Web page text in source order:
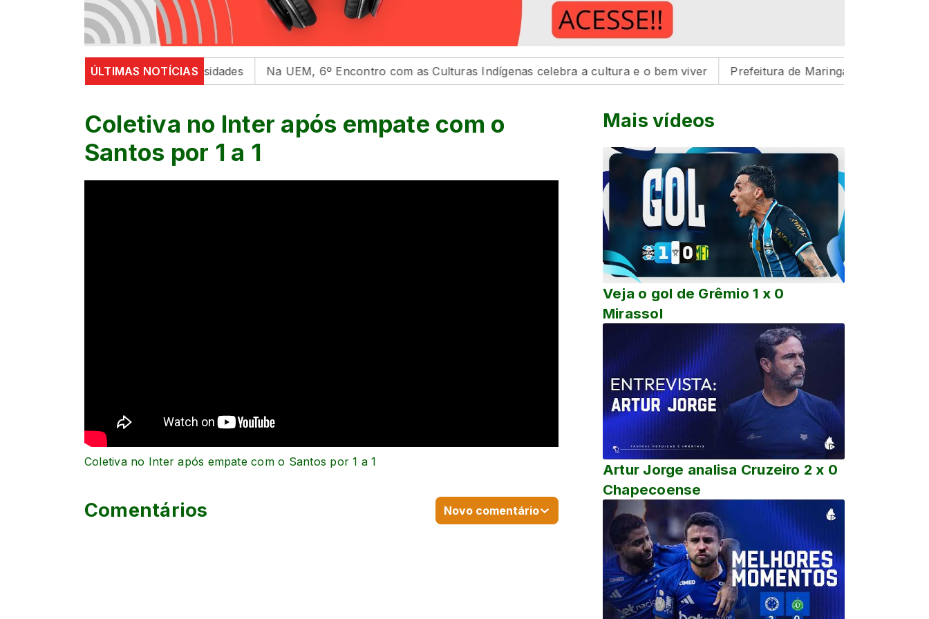
ÚLTIMAS NOTÍCIAS
saúde mental em universidades Na UEM, 6º Encontro com as Culturas Indígenas celebra a cultura e o bem viver Prefeitura de Maringá realiza três feiras de
Coletiva no Inter após empate com o
Santos por 1 a 1
Mais vídeos
Veja o gol de Grêmio 1 x 0
Mirassol
Artur Jorge analisa Cruzeiro 2 x 0
Chapecoense
Coletiva no Inter após empate com o Santos por 1 a 1
Comentários Novo comentário